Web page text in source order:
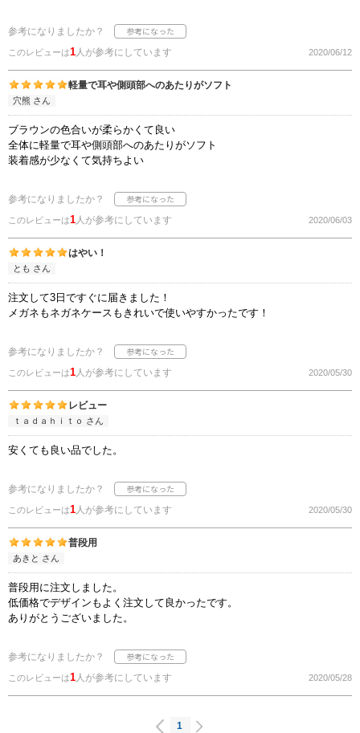
参考になりましたか？
このレビューは1人が参考にしています 2020/06/12
軽量で耳や側頭部へのあたりがソフト
穴熊 さん
ブラウンの色合いが柔らかくて良い
全体に軽量で耳や側頭部へのあたりがソフト
装着感が少なくて気持ちよい
参考になりましたか？
このレビューは1人が参考にしています 2020/06/03
はやい！
とも さん
注文して3日ですぐに届きました！
メガネもネガネケースもきれいで使いやすかったです！
参考になりましたか？
このレビューは1人が参考にしています 2020/05/30
レビュー
ｔａｄａｈｉｔｏ さん
安くても良い品でした。
参考になりましたか？
このレビューは1人が参考にしています 2020/05/30
普段用
あきと さん
普段用に注文しました。
低価格でデザインもよく注文して良かったです。
ありがとうございました。
参考になりましたか？
このレビューは1人が参考にしています 2020/05/28
1